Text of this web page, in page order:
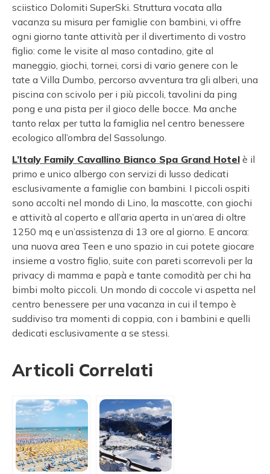
sciistico Dolomiti SuperSki. Struttura vocata alla
vacanza su misura per famiglie con bambini, vi offre
ogni giorno tante attività per il divertimento di vostro
figlio: come le visite al maso contadino, gite al
maneggio, giochi, tornei, corsi di vario genere con le
tate a Villa Dumbo, percorso avventura tra gli alberi, una
piscina con scivolo per i più piccoli, tavolini da ping
pong e una pista per il gioco delle bocce. Ma anche
tanto relax per tutta la famiglia nel centro benessere
ecologico all’ombra del Sassolungo.
L’Italy Family Cavallino Bianco Spa Grand Hotel è il
primo e unico albergo con servizi di lusso dedicati
esclusivamente a famiglie con bambini. I piccoli ospiti
sono accolti nel mondo di Lino, la mascotte, con giochi
e attività al coperto e all’aria aperta in un’area di oltre
1250 mq e un’assistenza di 13 ore al giorno. E ancora:
una nuova area Teen e uno spazio in cui potete giocare
insieme a vostro figlio, suite con pareti scorrevoli per la
privacy di mamma e papà e tante comodità per chi ha
bimbi molto piccoli. Un mondo di coccole vi aspetta nel
centro benessere per una vacanza in cui il tempo è
suddiviso tra momenti di coppia, con i bambini e quelli
dedicati esclusivamente a se stessi.
Articoli Correlati